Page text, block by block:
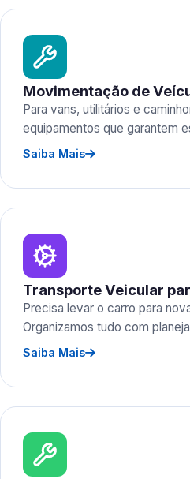
Movimentação de
Para vans, utilitários e
equipamentos que garantem
Saiba Mais
Transporte Veicular
Precisa levar o carro para
Organizamos tudo com
Saiba Mais